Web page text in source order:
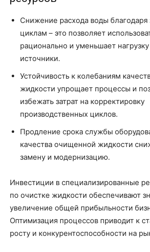
Снижение расхода воды
циклам – это позволяет
рационально и уменьшает
источники.
Устойчивость к колебаниям
жидкости упрощает процессы и
избежать затрат на корректировку
производственных циклов.
Продление срока службы
качества очищенной жидкости
замену и модернизацию.
Инвестиции в специализированные
по очистке жидкости обеспечивают
увеличение общей прибыльности
Оптимизация процессов приводит к
росту и конкурентоспособности на